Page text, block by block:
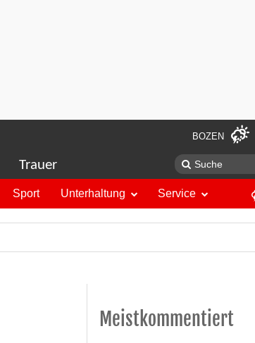
BOZEN
Trauer
Sport Unterhaltung Service
Meistkommentiert